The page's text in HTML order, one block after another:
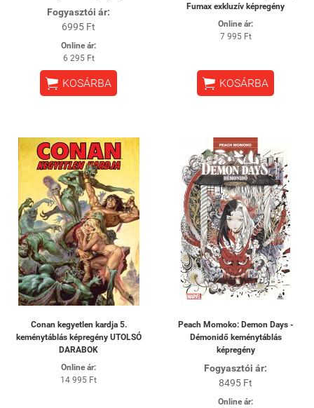
Fogyasztói ár:
6995 Ft
Online ár:
6 295 Ft
 KOSÁRBA
Fumax exkluzív képregény
Online ár:
7 995 Ft
 KOSÁRBA
Conan kegyetlen kardja 5.
keménytáblás képregény UTOLSÓ
DARABOK
Online ár:
14 995 Ft
Peach Momoko: Demon Days -
Démonidő keménytáblás
képregény
Fogyasztói ár:
8495 Ft
Online ár: